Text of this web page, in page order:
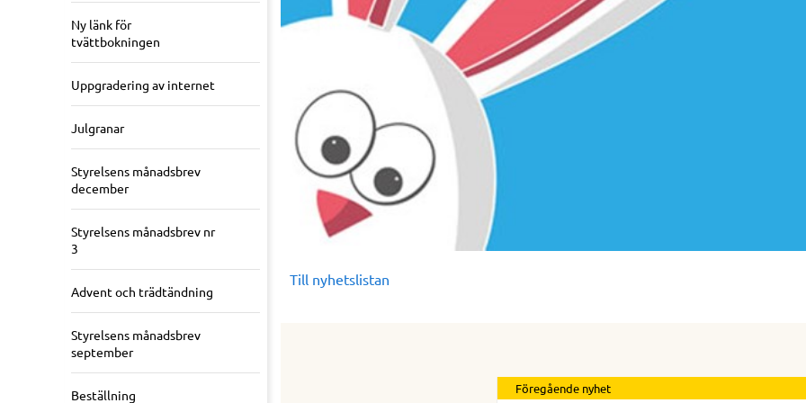
Ny länk för
tvättbokningen
Uppgradering av internet
Julgranar
Styrelsens månadsbrev
december
Styrelsens månadsbrev nr
3
Advent och trädtändning
Styrelsens månadsbrev
september
Beställning
Till nyhetslistan
Föregående nyhet